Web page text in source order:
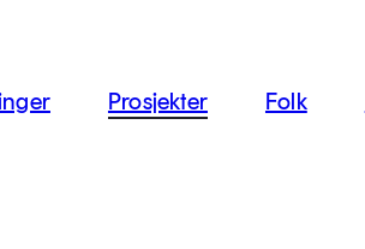
Prosjekter Folk